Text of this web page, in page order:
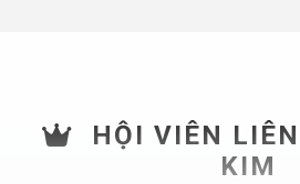
HỘI VIÊN
KIM